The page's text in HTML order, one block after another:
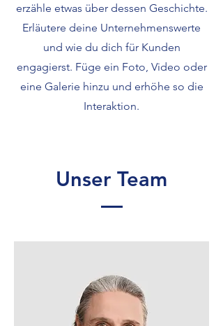
erzähle etwas über dessen Geschichte.
Erläutere deine Unternehmenswerte
und wie du dich für Kunden
engagierst. Füge ein Foto, Video oder
eine Galerie hinzu und erhöhe so die
Interaktion.
Unser Team